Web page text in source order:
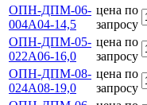
ОПН-ДПМ-06-
004А04-14,5
цена по
запросу
ОПН-ДПМ-05-
022А06-16,0
цена по
запросу
ОПН-ДПМ-08-
024А08-19,0
цена по
запросу